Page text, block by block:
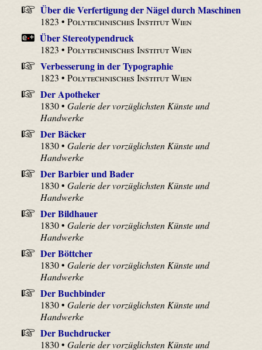
Über die Verfertigung der Nägel durch Maschinen
1823 •Polytechnisches Institut Wien
Über Stereotypendruck
1823 •Polytechnisches Institut Wien
Verbesserung in der Typographie
1823 •Polytechnisches Institut Wien
Der Apotheker
1830 •Galerie der vorzüglichsten Künste und
Handwerke
Der Bäcker
1830 •Galerie der vorzüglichsten Künste und
Handwerke
Der Barbier und Bader
1830 •Galerie der vorzüglichsten Künste und
Handwerke
Der Bildhauer
1830 •Galerie der vorzüglichsten Künste und
Handwerke
Der Böttcher
1830 •Galerie der vorzüglichsten Künste und
Handwerke
Der Buchbinder
1830 •Galerie der vorzüglichsten Künste und
Handwerke
Der Buchdrucker
1830 •Galerie der vorzüglichsten Künste und